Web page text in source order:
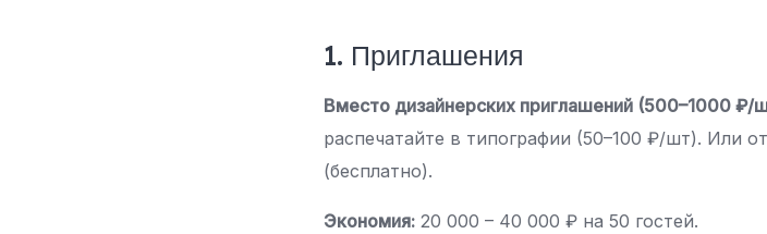
1. Приглашения
Вместо дизайнерских приглашений (500–1000 ₽/
распечатайте в типографии (50–100 ₽/шт). Или
(бесплатно).
Экономия: 20 000 – 40 000 ₽ на 50 гостей.